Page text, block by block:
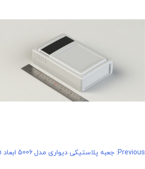
راهبری
Previous: جعبه پلاستیکی دیواری مدل 5006 ابعاد L168*W107*H45 mm